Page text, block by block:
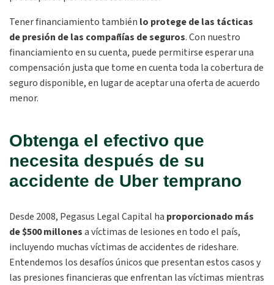
Tener financiamiento también lo protege de las tácticas
de presión de las compañías de seguros. Con nuestro
financiamiento en su cuenta, puede permitirse esperar una
compensación justa que tome en cuenta toda la cobertura de
seguro disponible, en lugar de aceptar una oferta de acuerdo
menor.
Obtenga el efectivo que
necesita después de su
accidente de Uber temprano
Desde 2008, Pegasus Legal Capital ha proporcionado más
de $500 millonesa víctimas de lesiones en todo el país,
incluyendo muchas víctimas de accidentes de rideshare.
Entendemos los desafíos únicos que presentan estos casos y
las presiones financieras que enfrentan las víctimas mientras